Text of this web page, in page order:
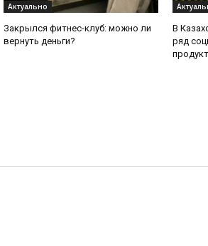
Актуально
Закрылся фитнес-клуб: можно ли
вернуть деньги?
В
ряд